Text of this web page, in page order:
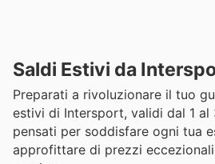
Saldi Estivi da
Preparati a rivoluzionare il tuo
estivi di Intersport, validi dal 1
pensati per soddisfare ogni tua
approfittare di prezzi